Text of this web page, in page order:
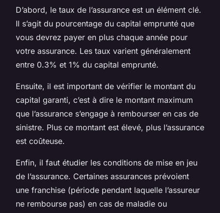
D’abord, le taux de l’assurance est un élément clé.
Il s’agit du pourcentage du capital emprunté que
vous devrez payer en plus chaque année pour
votre assurance. Les taux varient généralement
entre 0.3% et 1% du capital emprunté.
Ensuite, il est important de vérifier le montant du
capital garanti, c’est à dire le montant maximum
que l’assurance s’engage à rembourser en cas de
sinistre. Plus ce montant est élevé, plus l’assurance
est coûteuse.
Enfin, il faut étudier les conditions de mise en jeu
de l’assurance. Certaines assurances prévoient
une franchise (période pendant laquelle l’assureur
ne rembourse pas) en cas de maladie ou